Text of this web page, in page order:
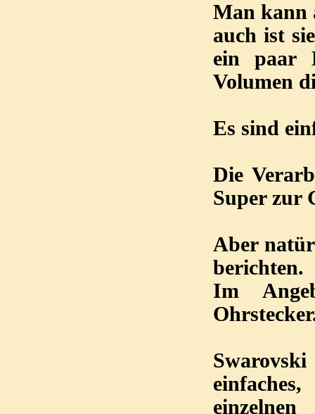
Man kann
auch ist
ein paar
Volumen
Es sind
Die
Super zur
Aber
berichten.
Im